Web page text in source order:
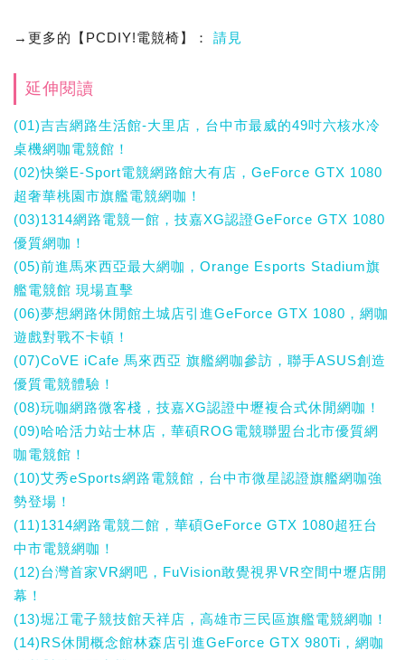
→更多的【PCDIY!電競椅】： 請見
延伸閱讀
(01)吉吉網路生活館-大里店，台中市最威的49吋六核水冷
桌機網咖電競館！
(02)快樂E-Sport電競網路館大有店，GeForce GTX 1080
超奢華桃園市旗艦電競網咖！
(03)1314網路電競一館，技嘉XG認證GeForce GTX 1080
優質網咖！
(05)前進馬來西亞最大網咖，Orange Esports Stadium旗
艦電競館 現場直擊
(06)夢想網路休閒館土城店引進GeForce GTX 1080，網咖
遊戲對戰不卡頓！
(07)CoVE iCafe 馬來西亞 旗艦網咖參訪，聯手ASUS創造
優質電競體驗！
(08)玩咖網路微客棧，技嘉XG認證中壢複合式休閒網咖！
(09)哈哈活力站士林店，華碩ROG電競聯盟台北市優質網
咖電競館！
(10)艾秀eSports網路電競館，台中市微星認證旗艦網咖強
勢登場！
(11)1314網路電競二館，華碩GeForce GTX 1080超狂台
中市電競網咖！
(12)台灣首家VR網吧，FuVision敢覺視界VR空間中壢店開
幕！
(13)堀冮電子競技館天祥店，高雄市三民區旗艦電競網咖！
(14)RS休閒概念館林森店引進GeForce GTX 980Ti，網咖